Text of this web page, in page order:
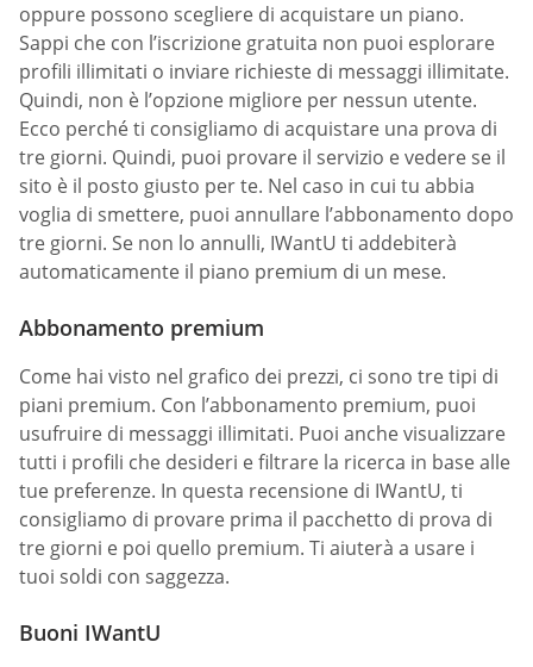
oppure possono scegliere di acquistare un piano.
Sappi che con l’iscrizione gratuita non puoi esplorare
profili illimitati o inviare richieste di messaggi illimitate.
Quindi, non è l’opzione migliore per nessun utente.
Ecco perché ti consigliamo di acquistare una prova di
tre giorni. Quindi, puoi provare il servizio e vedere se il
sito è il posto giusto per te. Nel caso in cui tu abbia
voglia di smettere, puoi annullare l’abbonamento dopo
tre giorni. Se non lo annulli, IWantU ti addebiterà
automaticamente il piano premium di un mese.
Abbonamento premium
Come hai visto nel grafico dei prezzi, ci sono tre tipi di
piani premium. Con l’abbonamento premium, puoi
usufruire di messaggi illimitati. Puoi anche visualizzare
tutti i profili che desideri e filtrare la ricerca in base alle
tue preferenze. In questa recensione di IWantU, ti
consigliamo di provare prima il pacchetto di prova di
tre giorni e poi quello premium. Ti aiuterà a usare i
tuoi soldi con saggezza.
Buoni IWantU